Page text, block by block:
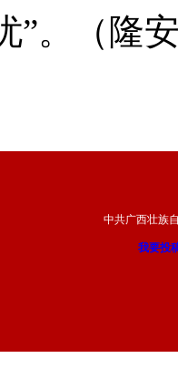
”。（隆
中共广西壮族
我要投